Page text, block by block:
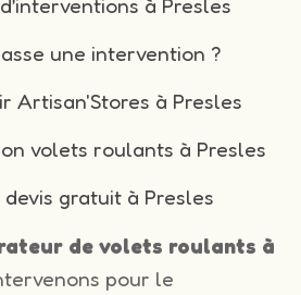
à Presles
une intervention ?
Artisan'Stores à Presles
volets roulants à Presles
gratuit à Presles
de volets roulants à
pour le